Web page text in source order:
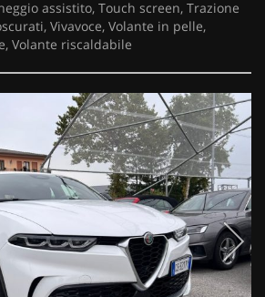
assistito, Touch screen, Trazione
Vivavoce, Volante in pelle,
Volante riscaldabile